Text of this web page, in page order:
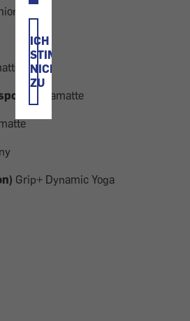
ICH
STIMME
NICHT
ZU
III
Yogamatte
Grip+ Dynamic Yoga